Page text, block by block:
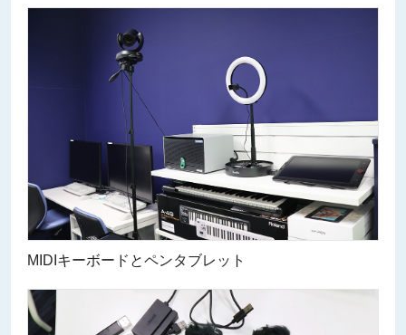
MIDIキーボードとペンタブレット